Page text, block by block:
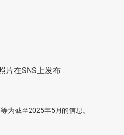
片在SNS上发布
为截至2025年5月的信息。